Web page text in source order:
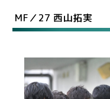
MF／27 西山拓実